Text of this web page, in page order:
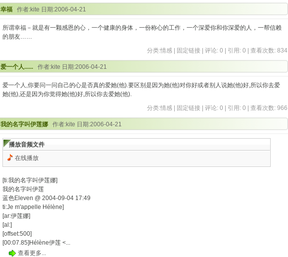
幸福 作者:kite 日期:2006-04-21
所谓幸福－就是有一颗感恩的心，一个健康的身体，一份称心的工作，一个深爱你和你深爱的人，一帮信赖
的朋友……
分类:情感 固定链接 评论: 0 引用: 0 | 查看次数: 834
爱一个人...... 作者:kite 日期:2006-04-21
爱一个人,你要问一问自己的心是否真的爱她(他).要区别是因为她(他)对你好或者别人说她(他)好,所以你去爱
她(他),还是因为你觉得她(他)好,所以你去爱她(他).
分类:情感 固定链接 评论: 0 引用: 0 | 查看次数: 966
我的名字叫伊莲娜 作者:kite 日期:2006-04-21
播放音频文件
在线播放
[ti:我的名字叫伊莲娜]
我的名字叫伊莲
蓝色Eleven @ 2004-09-04 17:49
ti:Je m'appelle Hélène]
[ar:伊莲娜]
[al:]
[offset:500]
[00:07.85]Hélène伊莲 <...
查看更多...